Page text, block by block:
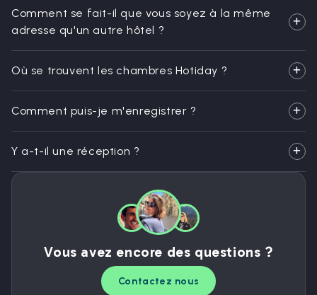
Comment se fait-il que vous soyez à la même
adresse qu'un autre hôtel ?
Où se trouvent les chambres Hotiday ?
Comment puis-je m'enregistrer ?
Y a-t-il une réception ?
Vous avez encore des questions ?
Contactez nous